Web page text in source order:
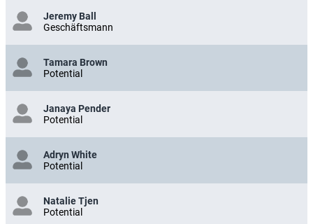
Jeremy Ball
Geschäftsmann
Tamara Brown
Potential
Janaya Pender
Potential
Adryn White
Potential
Natalie Tjen
Potential